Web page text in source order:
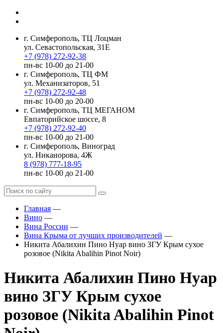
г. Симферополь, ТЦ Лоцман
ул. Севастопольская, 31Е
+7 (978) 272-92-38
пн-вс 10-00 до 21-00
г. Симферополь, ТЦ ФМ
ул. Механизаторов, 51
+7 (978) 272-92-48
пн-вс 10-00 до 20-00
г. Симферополь, ТЦ МЕГАНОМ
Евпаторийское шоссе, 8
+7 (978) 272-92-40
пн-вс 10-00 до 21-00
г. Симферополь, Виноград
ул. Никанорова, 4Ж
8 (978) 777-18-95
пн-вс 10-00 до 21-00
Главная —
Вино —
Вина России —
Вина Крыма от лучших производителей —
Никита Абалихин Пино Нуар вино ЗГУ Крым сухое
розовое (Nikita Abalihin Pinot Noir)
Никита Абалихин Пино Нуар
вино ЗГУ Крым сухое
розовое (Nikita Abalihin Pinot